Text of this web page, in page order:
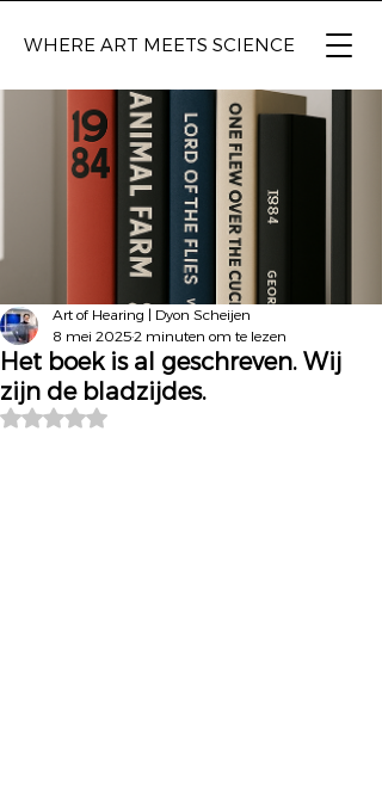
WHERE ART MEETS SCIENCE
Het boek is al geschreven. Wij
zijn de bladzijdes.
Art of Hearing | Dyon Scheijen
8 mei 20252 minuten om te lezen
Beoordeeld met NaN uit 5 sterren.